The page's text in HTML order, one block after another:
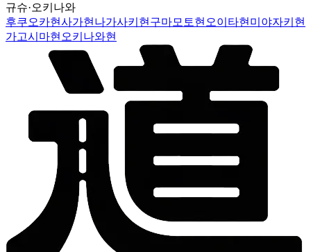
규슈·오키나와
후쿠오카현사가현 나가사키현 구마모토현 오이타현 미야자키현
가고시마현 오키나와현